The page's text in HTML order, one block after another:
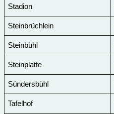
Stadion
Steinbrüchlein
Steinbühl
Steinplatte
Sündersbühl
Tafelhof